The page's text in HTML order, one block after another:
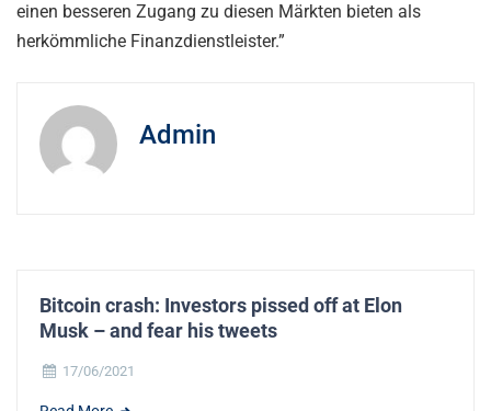
einen besseren Zugang zu diesen Märkten bieten als
herkömmliche Finanzdienstleister.”
Admin
Bitcoin crash: Investors pissed off at Elon
Musk – and fear his tweets
17/06/2021